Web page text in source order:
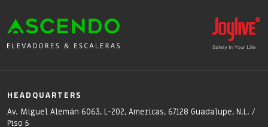
HEADQUARTERS
Av. Miguel Alemán 6063, L-202, Americas, 67128 Guadalupe, N.L. /
Piso 5